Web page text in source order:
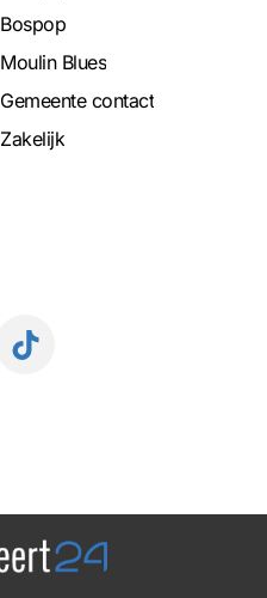
Bospop
Moulin Blues
Gemeente contact
Zakelijk